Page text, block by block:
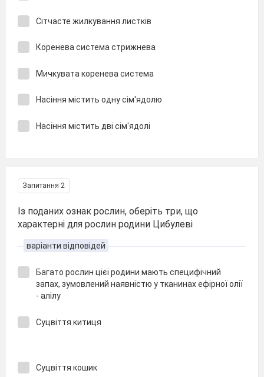
Сітчасте жилкування листків
Коренева система стрижнева
Мичкувата коренева система
Насіння містить одну сім'ядолю
Насіння містить дві сім'ядолі
Запитання 2
Із поданих ознак рослин, оберіть три, що
характерні для рослин родини Цибулеві
варіанти відповідей
Багато рослин цієї родини мають специфічний
запах, зумовлений наявністю у тканинах ефірної олії
- алілу
Суцвіття китиця
Суцвіття кошик